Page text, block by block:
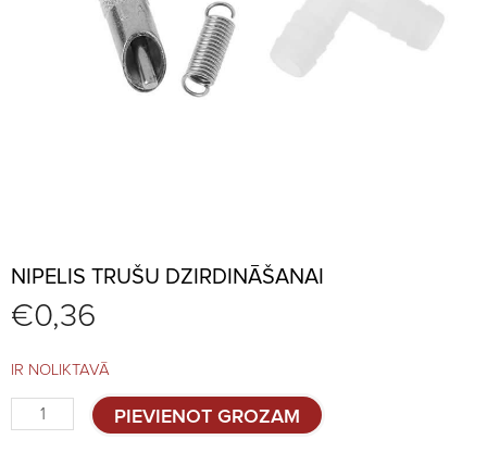
NIPELIS TRUŠU DZIRDINĀŠANAI
€0,36
IR NOLIKTAVĀ
Nipelis
trušu
PIEVIENOT GROZAM